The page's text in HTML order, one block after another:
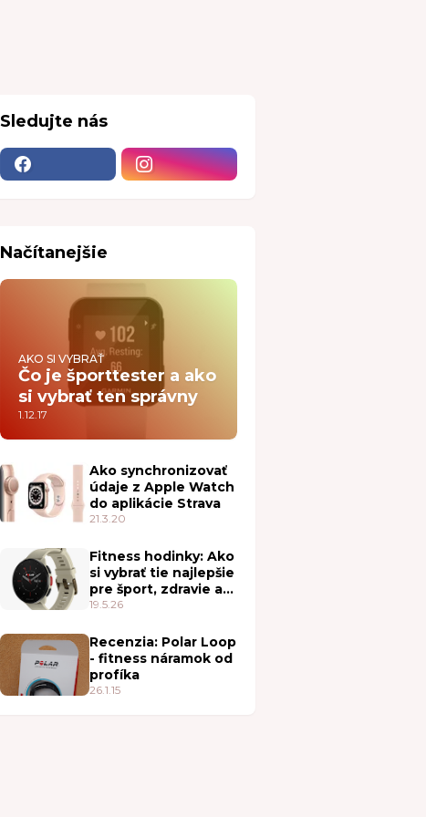
Sledujte nás
Načítanejšie
AKO SI VYBRAŤ
Čo je športtester a ako
si vybrať ten správny
1.12.17
Ako synchronizovať
údaje z Apple Watch
do aplikácie Strava
21.3.20
Fitness hodinky: Ako
si vybrať tie najlepšie
pre šport, zdravie a
každodenné nosenie
19.5.26
Recenzia: Polar Loop
- fitness náramok od
profíka
26.1.15